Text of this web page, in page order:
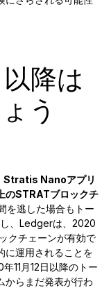
降は
う
Stratis Nanoアプリ
のSTRATブロックチ
を逃した場合もトー
、Ledgerは、2020
クチェーンが有効で
に運用されることを
11月12日以降のトー
からまだ発表が行わ